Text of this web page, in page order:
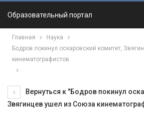
Образовательный портал
Главная
Наука
Бодров покинул оскаровский комитет,
кинематографистов
Вернуться к "Бодров покинул
Звягинцев ушел из Союза